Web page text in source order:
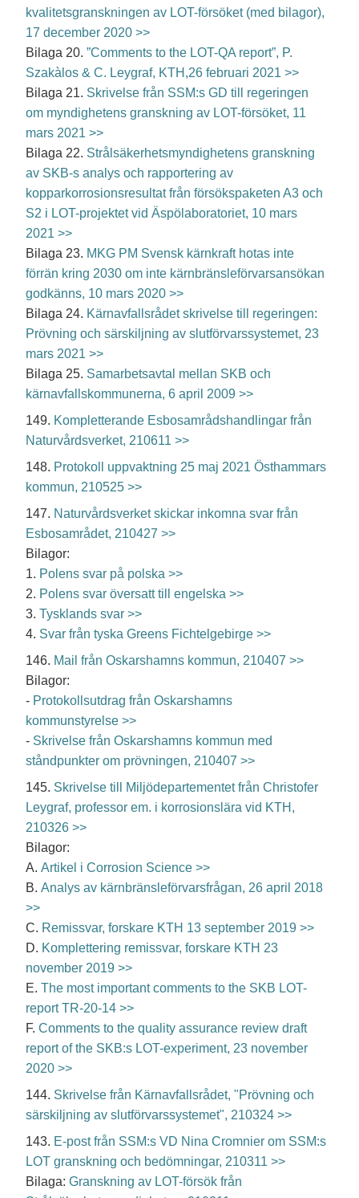
kvalitetsgranskningen av LOT-försöket (med bilagor),
17 december 2020 >>
Bilaga 20. ”Comments to the LOT-QA report”, P.
Szakàlos & C. Leygraf, KTH,26 februari 2021 >>
Bilaga 21. Skrivelse från SSM:s GD till regeringen
om myndighetens granskning av LOT-försöket, 11
mars 2021 >>
Bilaga 22. Strålsäkerhetsmyndighetens granskning
av SKB-s analys och rapportering av
kopparkorrosionsresultat från försökspaketen A3 och
S2 i LOT-projektet vid Äspölaboratoriet, 10 mars
2021 >>
Bilaga 23. MKG PM Svensk kärnkraft hotas inte
förrän kring 2030 om inte kärnbränsleförvarsansökan
godkänns, 10 mars 2020 >>
Bilaga 24. Kärnavfallsrådet skrivelse till regeringen:
Prövning och särskiljning av slutförvarssystemet, 23
mars 2021 >>
Bilaga 25. Samarbetsavtal mellan SKB och
kärnavfallskommunerna, 6 april 2009 >>
149. Kompletterande Esbosamrådshandlingar från
Naturvårdsverket, 210611 >>
148. Protokoll uppvaktning 25 maj 2021 Östhammars
kommun, 210525 >>
147. Naturvårdsverket skickar inkomna svar från
Esbosamrådet, 210427 >>
Bilagor:
1. Polens svar på polska >>
2. Polens svar översatt till engelska >>
3. Tysklands svar >>
4. Svar från tyska Greens Fichtelgebirge >>
146. Mail från Oskarshamns kommun, 210407 >>
Bilagor:
- Protokollsutdrag från Oskarshamns
kommunstyrelse >>
- Skrivelse från Oskarshamns kommun med
ståndpunkter om prövningen, 210407 >>
145. Skrivelse till Miljödepartementet från Christofer
Leygraf, professor em. i korrosionslära vid KTH,
210326 >>
Bilagor:
A. Artikel i Corrosion Science >>
B. Analys av kärnbränsleförvarsfrågan, 26 april 2018
>>
C. Remissvar, forskare KTH 13 september 2019 >>
D. Komplettering remissvar, forskare KTH 23
november 2019 >>
E. The most important comments to the SKB LOT-
report TR-20-14 >>
F. Comments to the quality assurance review draft
report of the SKB:s LOT-experiment, 23 november
2020 >>
144. Skrivelse från Kärnavfallsrådet, "Prövning och
särskiljning av slutförvarssystemet", 210324 >>
143. E-post från SSM:s VD Nina Cromnier om SSM:s
LOT granskning och bedömningar, 210311 >>
Bilaga: Granskning av LOT-försök från